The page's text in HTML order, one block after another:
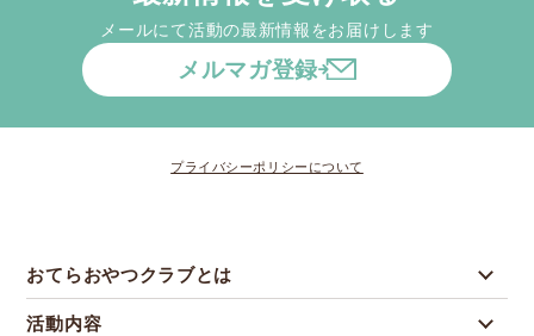
メールにて活動の最新情報をお届けします
メルマガ登録
プライバシーポリシーについて
おてらおやつクラブとは
活動内容